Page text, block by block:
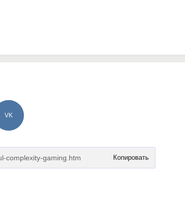
VK
Копировать